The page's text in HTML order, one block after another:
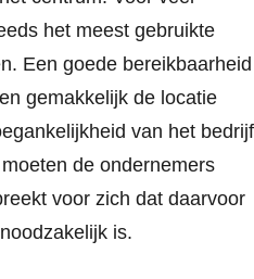
het meest gebruikte
Een goede bereikbaarheid
gemakkelijk de locatie
van het bedrijf
de ondernemers
voor zich dat daarvoor
is.